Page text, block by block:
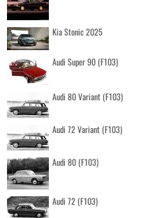
Kia Stonic 2025
Audi Super 90 (F103)
Audi 80 Variant (F103)
Audi 72 Variant (F103)
Audi 80 (F103)
Audi 72 (F103)